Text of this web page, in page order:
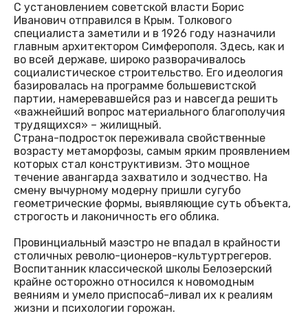
С установлением советской власти Борис
Иванович отправился в Крым. Толкового
специалиста заметили и в 1926 году назначили
главным архитектором Симферополя. Здесь, как и
во всей державе, широко разворачивалось
социалистическое строительство. Его идеология
базировалась на программе большевистской
партии, намеревавшейся раз и навсегда решить
«важнейший вопрос материального благополучия
трудящихся» – жилищный.
Страна-подросток переживала свойственные
возрасту метаморфозы, самым ярким проявлением
которых стал конструктивизм. Это мощное
течение авангарда захватило и зодчество. На
смену вычурному модерну пришли сугубо
геометрические формы, выявляющие суть объекта,
строгость и лаконичность его облика.
Провинциальный маэстро не впадал в крайности
столичных револю-ционеров-культуртрегеров.
Воспитанник классической школы Белозерский
крайне осторожно относился к новомодным
веяниям и умело приспосаб-ливал их к реалиям
жизни и психологии горожан.